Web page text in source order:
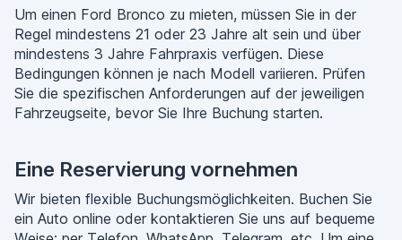
Um einen Ford Bronco zu mieten, müssen Sie in der
Regel mindestens 21 oder 23 Jahre alt sein und über
mindestens 3 Jahre Fahrpraxis verfügen. Diese
Bedingungen können je nach Modell variieren. Prüfen
Sie die spezifischen Anforderungen auf der jeweiligen
Fahrzeugseite, bevor Sie Ihre Buchung starten.
Eine Reservierung vornehmen
Wir bieten flexible Buchungsmöglichkeiten. Buchen Sie
ein Auto online oder kontaktieren Sie uns auf bequeme